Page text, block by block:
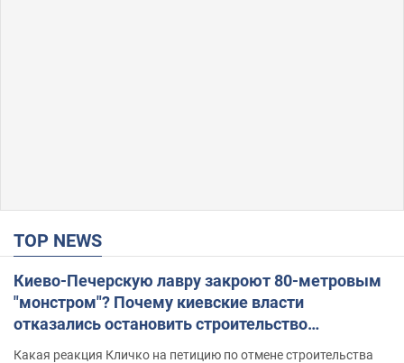
TOP NEWS
Киево-Печерскую лавру закроют 80-метровым
"монстром"? Почему киевские власти
отказались остановить строительство
Какая реакция Кличко на петицию по отмене строительства